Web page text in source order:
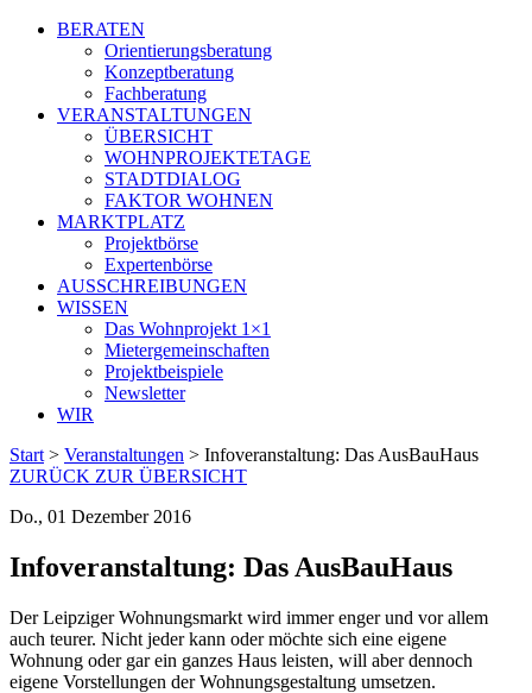
BERATEN
Orientierungsberatung
Konzeptberatung
Fachberatung
VERANSTALTUNGEN
ÜBERSICHT
WOHNPROJEKTETAGE
STADTDIALOG
FAKTOR WOHNEN
MARKTPLATZ
Projektbörse
Expertenbörse
AUSSCHREIBUNGEN
WISSEN
Das Wohnprojekt 1×1
Mietergemeinschaften
Projektbeispiele
Newsletter
WIR
Start > Veranstaltungen > Infoveranstaltung: Das AusBauHaus
ZURÜCK ZUR ÜBERSICHT
Do., 01 Dezember 2016
Infoveranstaltung: Das AusBauHaus
Der Leipziger Wohnungsmarkt wird immer enger und vor allem
auch teurer. Nicht jeder kann oder möchte sich eine eigene
Wohnung oder gar ein ganzes Haus leisten, will aber dennoch
eigene Vorstellungen der Wohnungsgestaltung umsetzen.